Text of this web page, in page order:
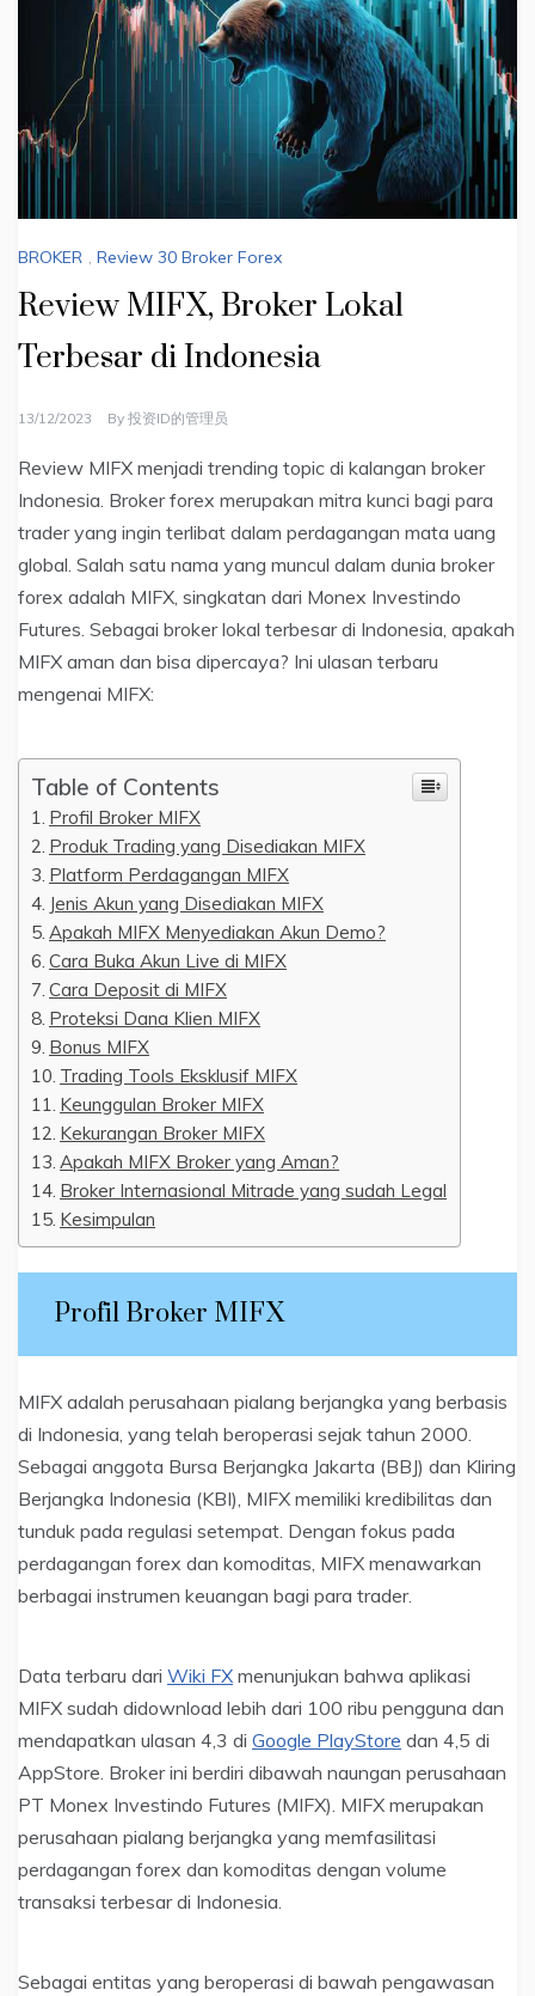
BROKER , Review 30 Broker Forex
Review MIFX, Broker Lokal
Terbesar di Indonesia
13/12/2023 By 投资ID的管理员
Review MIFX menjadi trending topic di kalangan broker
Indonesia. Broker forex merupakan mitra kunci bagi para
trader yang ingin terlibat dalam perdagangan mata uang
global. Salah satu nama yang muncul dalam dunia broker
forex adalah MIFX, singkatan dari Monex Investindo
Futures. Sebagai broker lokal terbesar di Indonesia, apakah
MIFX aman dan bisa dipercaya? Ini ulasan terbaru
mengenai MIFX:
Table of Contents
Profil Broker MIFX
Produk Trading yang Disediakan MIFX
Platform Perdagangan MIFX
Jenis Akun yang Disediakan MIFX
Apakah MIFX Menyediakan Akun Demo?
Cara Buka Akun Live di MIFX
Cara Deposit di MIFX
Proteksi Dana Klien MIFX
Bonus MIFX
Trading Tools Eksklusif MIFX
Keunggulan Broker MIFX
Kekurangan Broker MIFX
Apakah MIFX Broker yang Aman?
Broker Internasional Mitrade yang sudah Legal
Kesimpulan
Profil Broker MIFX
MIFX adalah perusahaan pialang berjangka yang berbasis
di Indonesia, yang telah beroperasi sejak tahun 2000.
Sebagai anggota Bursa Berjangka Jakarta (BBJ) dan Kliring
Berjangka Indonesia (KBI), MIFX memiliki kredibilitas dan
tunduk pada regulasi setempat. Dengan fokus pada
perdagangan forex dan komoditas, MIFX menawarkan
berbagai instrumen keuangan bagi para trader.
Data terbaru dari Wiki FX menunjukan bahwa aplikasi
MIFX sudah didownload lebih dari 100 ribu pengguna dan
mendapatkan ulasan 4,3 di Google PlayStore dan 4,5 di
AppStore. Broker ini berdiri dibawah naungan perusahaan
PT Monex Investindo Futures (MIFX). MIFX merupakan
perusahaan pialang berjangka yang memfasilitasi
perdagangan forex dan komoditas dengan volume
transaksi terbesar di Indonesia.
Sebagai entitas yang beroperasi di bawah pengawasan